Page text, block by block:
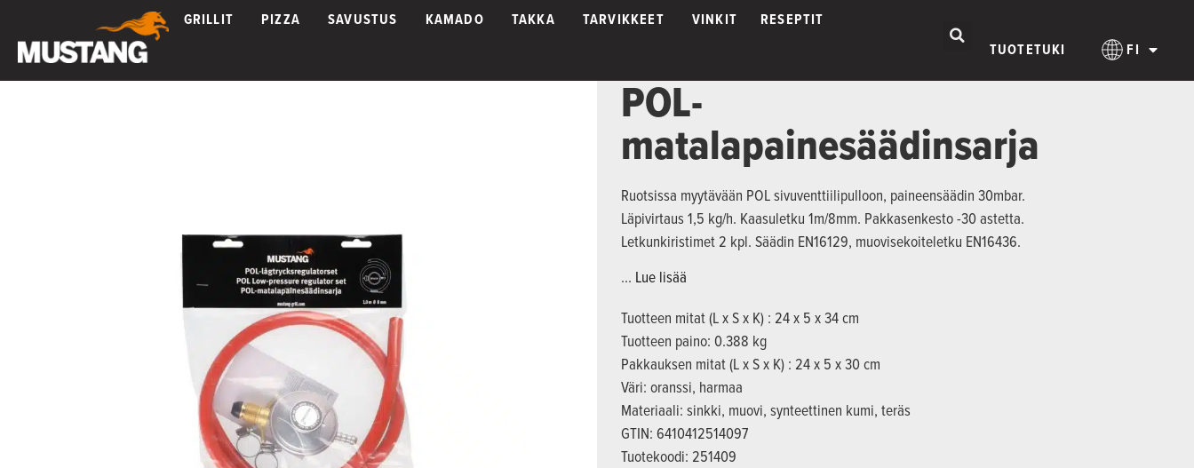
GRILLIT PIZZA SAVUSTUS KAMADO TAKKA TARVIKKEET VINKIT
RESEPTIT
TUOTETUKI
FI
POL-
matalapainesäädinsarja
Ruotsissa myytävään POL sivuventtiilipulloon, paineensäädin 30mbar.
Läpivirtaus 1,5 kg/h. Kaasuletku 1m/8mm. Pakkasenkesto -30 astetta.
Letkunkiristimet 2 kpl. Säädin EN16129, muovisekoiteletku EN16436.
… Lue lisää
Tuotteen mitat (L x S x K) : 24 x 5 x 34 cm
Tuotteen paino: 0.388 kg
Pakkauksen mitat (L x S x K) : 24 x 5 x 30 cm
Väri: oranssi, harmaa
Materiaali: sinkki, muovi, synteettinen kumi, teräs
GTIN: 6410412514097
Tuotekoodi: 251409